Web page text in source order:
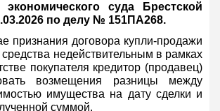
суда Брестской
по делу № 151ПА268.
признания договора купли-продажи
средства недействительным в рамках
покупателя кредитор (продавец)
возмещения разницы между
имущества на дату сделки и
суммой.